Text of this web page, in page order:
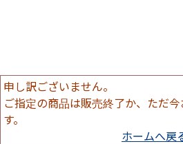
申し訳ございません。
ご指定の商品は販売終了か、ただ
す。
ホームへ戻